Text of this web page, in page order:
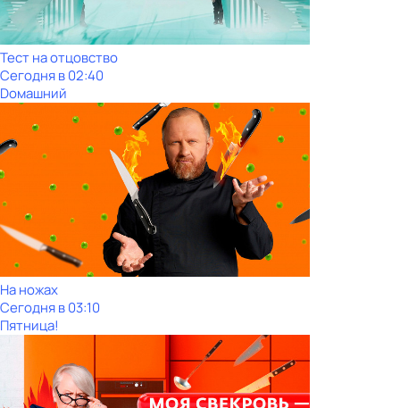
Тест на отцовство
Сегодня в 02:40
Dомашний
На ножах
Сегодня в 03:10
Пятница!